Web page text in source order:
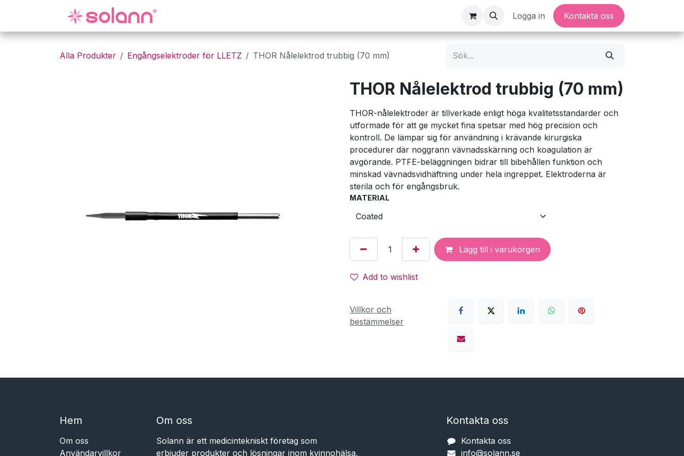
Logga in Kontakta oss
Alla Produkter Engångselektroder för LLETZ THOR Nålelektrod trubbig (70 mm)
THOR Nålelektrod trubbig (70 mm)
THOR-nålelektroder är tillverkade enligt höga kvalitetsstandarder och
utformade för att ge mycket fina spetsar med hög precision och
kontroll. De lämpar sig för användning i krävande kirurgiska
procedurer där noggrann vävnadsskärning och koagulation är
avgörande. PTFE-beläggningen bidrar till bibehållen funktion och
minskad vävnadsvidhäftning under hela ingreppet. Elektroderna är
sterila och för engångsbruk.
MATERIAL
Lägg till i varukorgen
Add to wishlist
Villkor och
bestämmelser
Hem​​
Om oss
Användarvillkor
Om oss
Solann är ett medicintekniskt företag som
erbjuder produkter och lösningar inom kvinnohälsa,
Kontakta oss
Kontakta oss
info@solann.se​​​​​​